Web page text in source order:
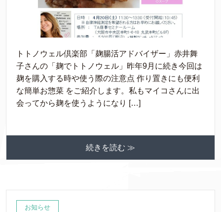
トトノウェル倶楽部「麹腸活アドバイザー」赤井舞
子さんの「麹でトトノウェル」昨年9月に続き今回は
麹を購入する時や使う際の注意点 作り置きにも便利
な簡単お惣菜 をご紹介します。私もマイコさんに出
会ってから麹を使うようになり […]
続きを読む ≫
お知らせ